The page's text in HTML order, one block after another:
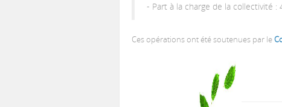
- Part à la charge de la collectivité :
Ces opérations ont été soutenues par le